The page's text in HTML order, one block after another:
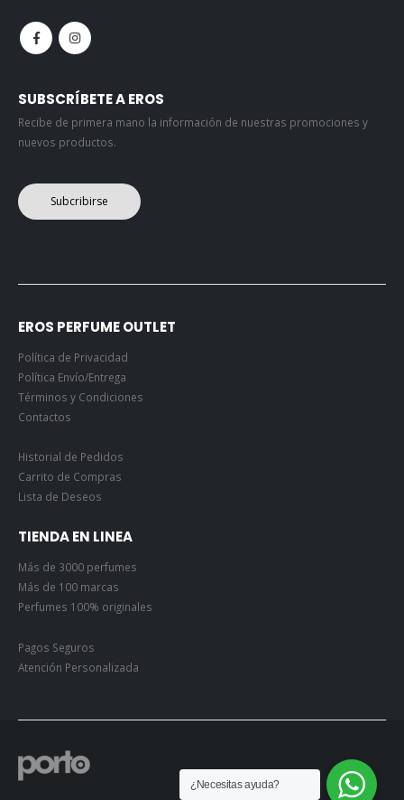
SUBSCRÍBETE A EROS
Recibe de primera mano la información de nuestras promociones y
nuevos productos.
Subcribirse
EROS PERFUME OUTLET
Política de Privacidad
Política Envío/Entrega
Términos y Condiciones
Contactos
Historial de Pedidos
Carrito de Compras
Lista de Deseos
TIENDA EN LINEA
Más de 3000 perfumes
Más de 100 marcas
Perfumes 100% originales
Pagos Seguros
Atención Personalizada
¿Necesitas ayuda?